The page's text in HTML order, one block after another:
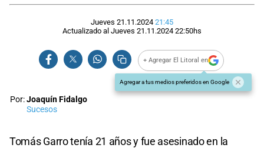
Jueves 21.11.2024 21:45
Actualizado al Jueves 21.11.2024 22:50hs
+ Agregar El Litoral en
Agregar a tus medios preferidos en Google
Por:Joaquín Fidalgo
Sucesos
Tomás Garro tenía 21 años y fue asesinado en la